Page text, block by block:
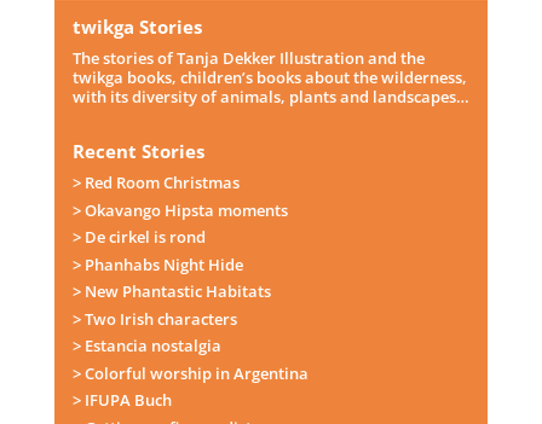
twikga Stories
The stories of Tanja Dekker Illustration and the
twikga books, children’s books about the wilderness,
with its diversity of animals, plants and landscapes…
Recent Stories
> Red Room Christmas
> Okavango Hipsta moments
> De cirkel is rond
> Phanhabs Night Hide
> New Phantastic Habitats
> Two Irish characters
> Estancia nostalgia
> Colorful worship in Argentina
> IFUPA Buch